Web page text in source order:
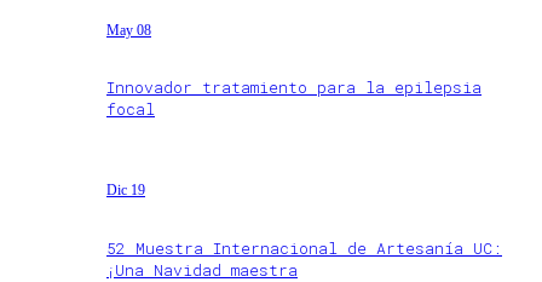
May 08
Innovador tratamiento para la epilepsia
focal
Dic 19
52 Muestra Internacional de Artesanía UC:
¡Una Navidad maestra